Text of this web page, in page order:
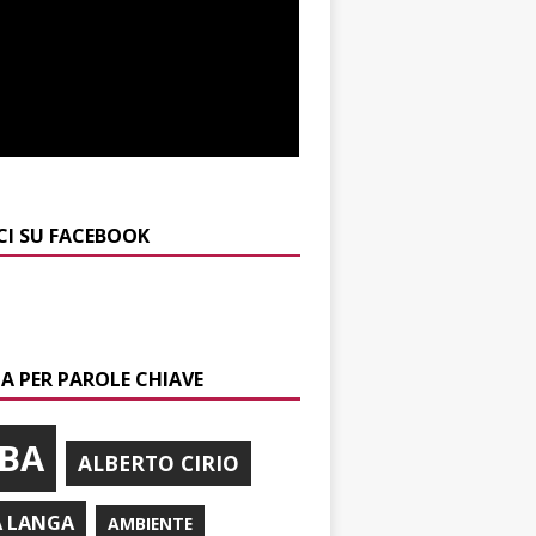
SU FACEBOOK
PER PAROLE CHIAVE
ALBERTO CIRIO
LANGA AMBIENTE